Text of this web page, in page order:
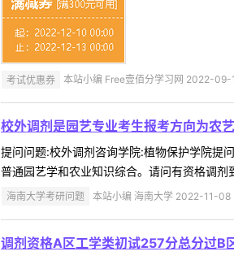
考试优惠券 本站小编 Free壹佰分学习网 2022-09-
校外调剂是园艺专业考生报考方向为农
提问问题:校外调剂咨询学院:植物保护学院
普通园艺学和农业知识综合。请问有资格调
海南大学考研问题 本站小编 海南大学 2022-11-08
调剂资格A区工学类初试257分总分过B